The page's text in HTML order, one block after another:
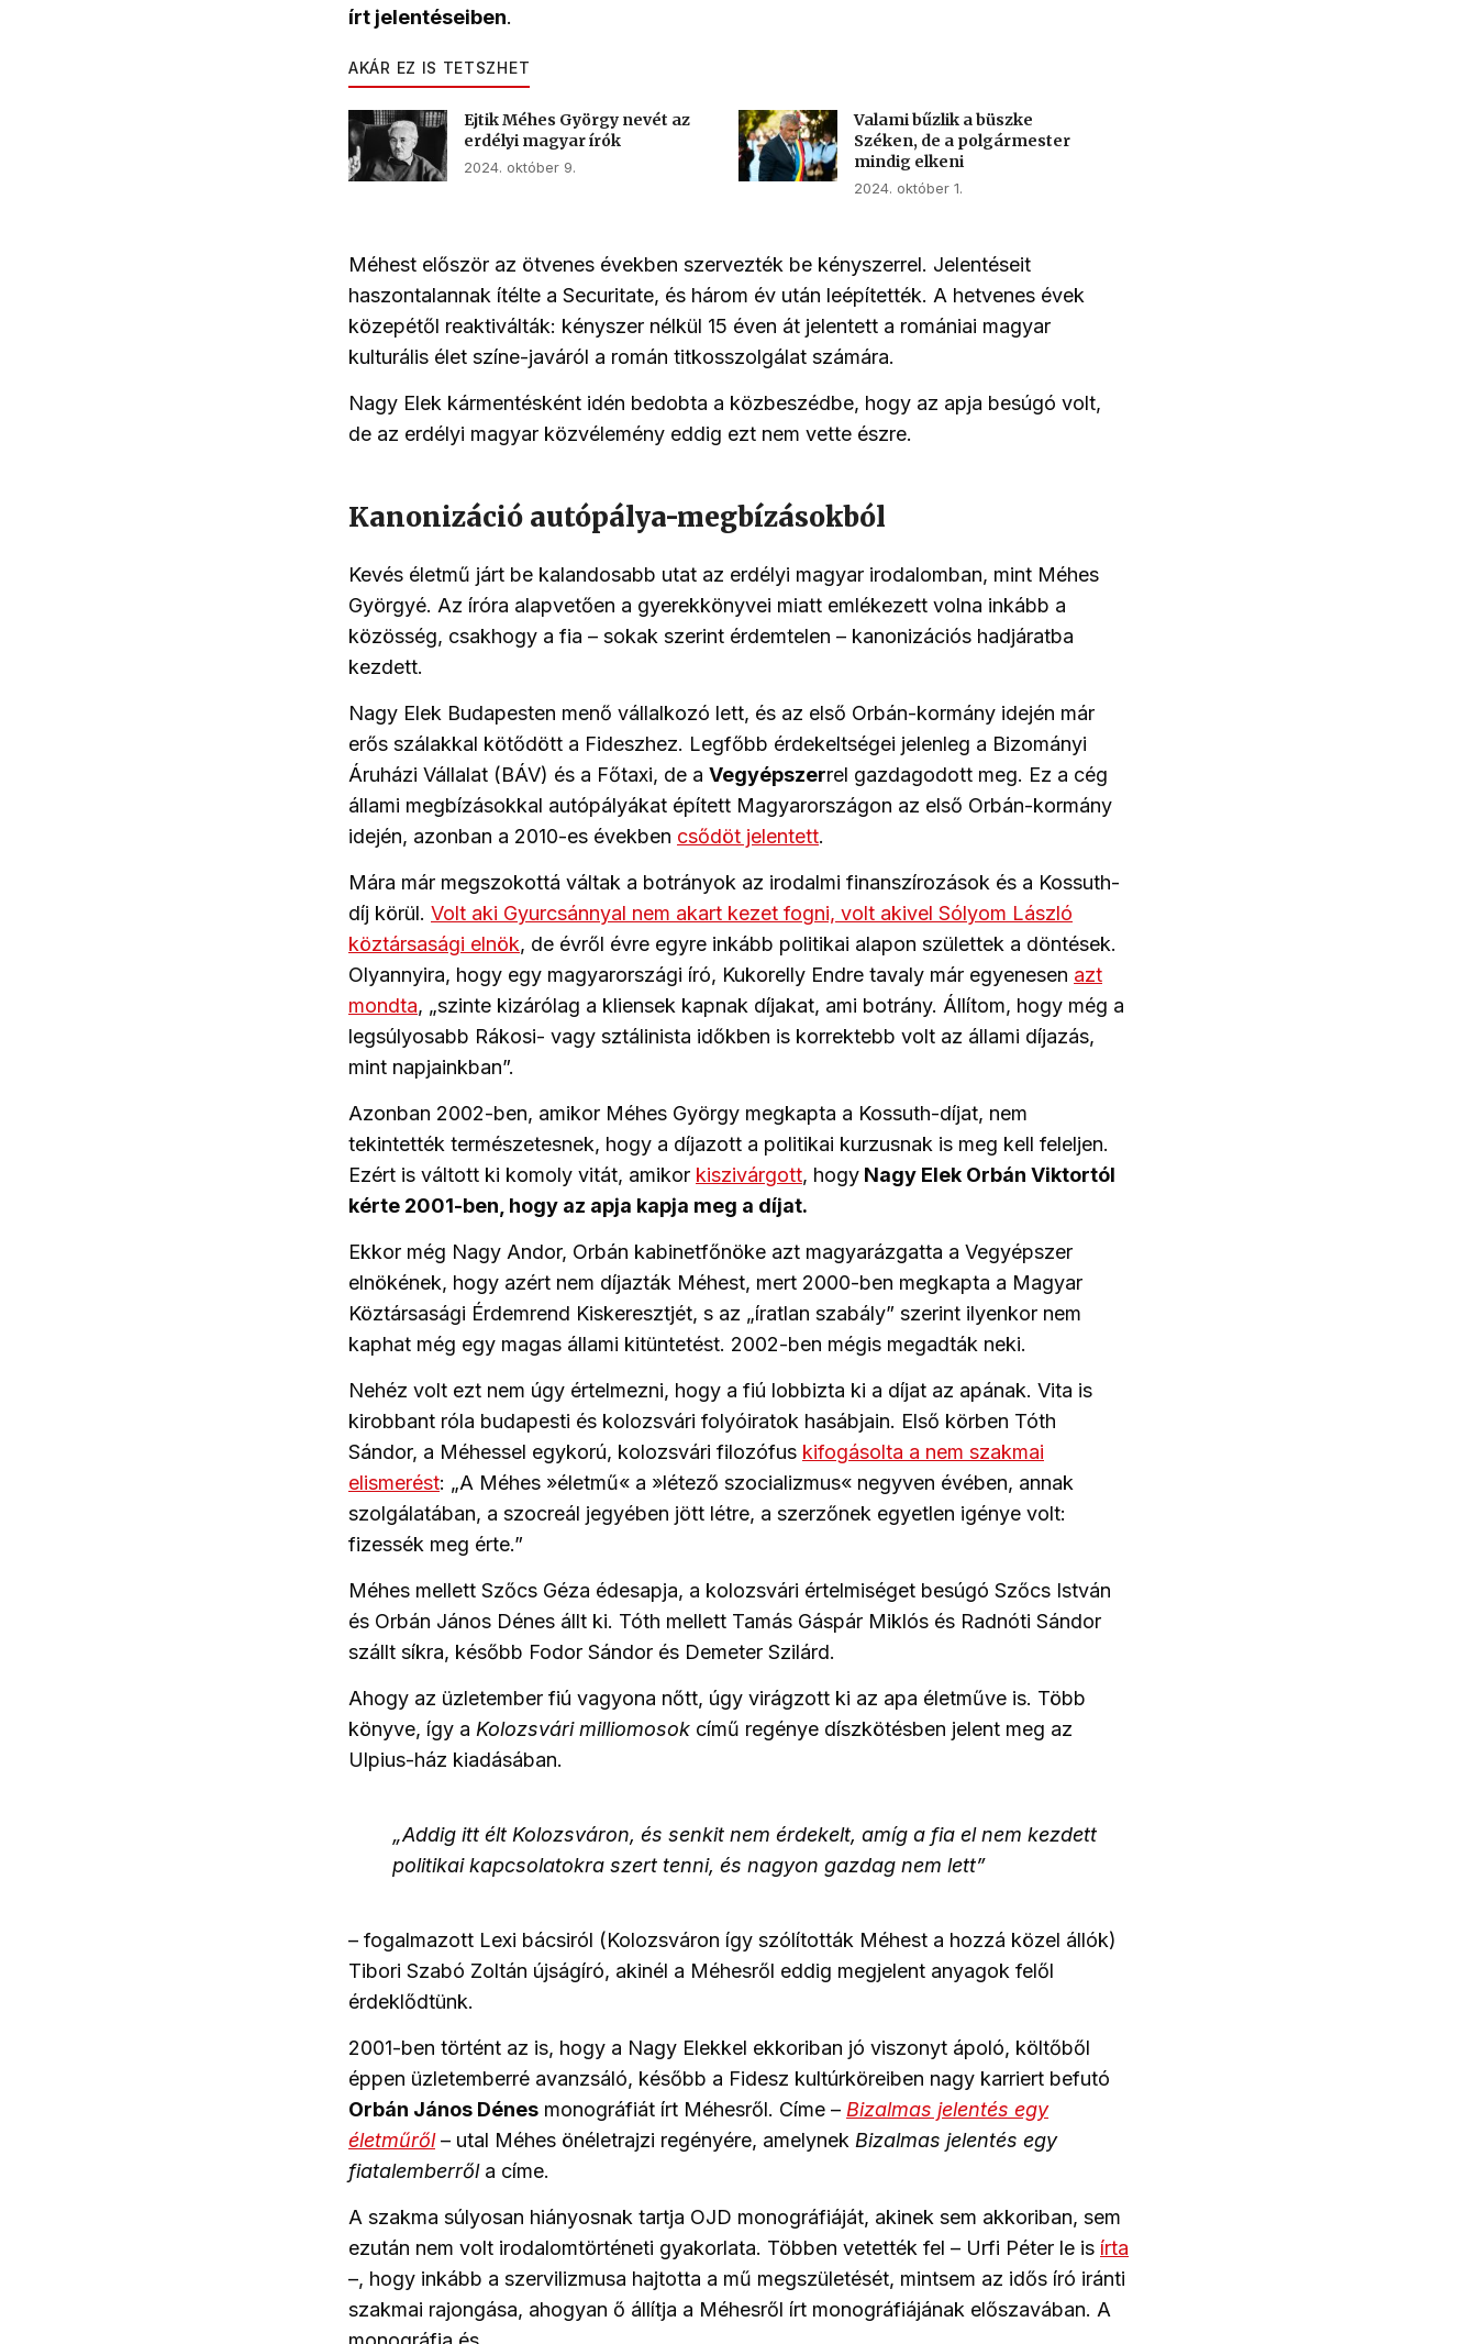
írt jelentéseiben.
AKÁR EZ IS TETSZHET
Ejtik Méhes György nevét az
erdélyi magyar írók
2024. október 9.
Valami bűzlik a büszke
Széken, de a polgármester
mindig elkeni
2024. október 1.
Méhest először az ötvenes években szervezték be kényszerrel. Jelentéseit
haszontalannak ítélte a Securitate, és három év után leépítették. A hetvenes évek
közepétől reaktiválták: kényszer nélkül 15 éven át jelentett a romániai magyar
kulturális élet színe-javáról a román titkosszolgálat számára.
Nagy Elek kármentésként idén bedobta a közbeszédbe, hogy az apja besúgó volt,
de az erdélyi magyar közvélemény eddig ezt nem vette észre.
Kanonizáció autópálya-megbízásokból
Kevés életmű járt be kalandosabb utat az erdélyi magyar irodalomban, mint Méhes
Györgyé. Az íróra alapvetően a gyerekkönyvei miatt emlékezett volna inkább a
közösség, csakhogy a fia – sokak szerint érdemtelen – kanonizációs hadjáratba
kezdett.
Nagy Elek Budapesten menő vállalkozó lett, és az első Orbán-kormány idején már
erős szálakkal kötődött a Fideszhez. Legfőbb érdekeltségei jelenleg a Bizományi
Áruházi Vállalat (BÁV) és a Főtaxi, de a Vegyépszerrel gazdagodott meg. Ez a cég
állami megbízásokkal autópályákat épített Magyarországon az első Orbán-kormány
idején, azonban a 2010-es években csődöt jelentett.
Mára már megszokottá váltak a botrányok az irodalmi finanszírozások és a Kossuth-
díj körül. Volt aki Gyurcsánnyal nem akart kezet fogni, volt akivel Sólyom László
köztársasági elnök, de évről évre egyre inkább politikai alapon születtek a döntések.
Olyannyira, hogy egy magyarországi író, Kukorelly Endre tavaly már egyenesen azt
mondta, „szinte kizárólag a kliensek kapnak díjakat, ami botrány. Állítom, hogy még a
legsúlyosabb Rákosi- vagy sztálinista időkben is korrektebb volt az állami díjazás,
mint napjainkban”.
Azonban 2002-ben, amikor Méhes György megkapta a Kossuth-díjat, nem
tekintették természetesnek, hogy a díjazott a politikai kurzusnak is meg kell feleljen.
Ezért is váltott ki komoly vitát, amikor kiszivárgott, hogy Nagy Elek Orbán Viktortól
kérte 2001-ben, hogy az apja kapja meg a díjat.
Ekkor még Nagy Andor, Orbán kabinetfőnöke azt magyarázgatta a Vegyépszer
elnökének, hogy azért nem díjazták Méhest, mert 2000-ben megkapta a Magyar
Köztársasági Érdemrend Kiskeresztjét, s az „íratlan szabály” szerint ilyenkor nem
kaphat még egy magas állami kitüntetést. 2002-ben mégis megadták neki.
Nehéz volt ezt nem úgy értelmezni, hogy a fiú lobbizta ki a díjat az apának. Vita is
kirobbant róla budapesti és kolozsvári folyóiratok hasábjain. Első körben Tóth
Sándor, a Méhessel egykorú, kolozsvári filozófus kifogásolta a nem szakmai
elismerést: „A Méhes »életmű« a »létező szocializmus« negyven évében, annak
szolgálatában, a szocreál jegyében jött létre, a szerzőnek egyetlen igénye volt:
fizessék meg érte.”
Méhes mellett Szőcs Géza édesapja, a kolozsvári értelmiséget besúgó Szőcs István
és Orbán János Dénes állt ki. Tóth mellett Tamás Gáspár Miklós és Radnóti Sándor
szállt síkra, később Fodor Sándor és Demeter Szilárd.
Ahogy az üzletember fiú vagyona nőtt, úgy virágzott ki az apa életműve is. Több
könyve, így a Kolozsvári milliomosok című regénye díszkötésben jelent meg az
Ulpius-ház kiadásában.
„Addig itt élt Kolozsváron, és senkit nem érdekelt, amíg a fia el nem kezdett
politikai kapcsolatokra szert tenni, és nagyon gazdag nem lett”
– fogalmazott Lexi bácsiról (Kolozsváron így szólították Méhest a hozzá közel állók)
Tibori Szabó Zoltán újságíró, akinél a Méhesről eddig megjelent anyagok felől
érdeklődtünk.
2001-ben történt az is, hogy a Nagy Elekkel ekkoriban jó viszonyt ápoló, költőből
éppen üzletemberré avanzsáló, később a Fidesz kultúrköreiben nagy karriert befutó
Orbán János Dénes monográfiát írt Méhesről. Címe – Bizalmas jelentés egy
életműről– utal Méhes önéletrajzi regényére, amelynek Bizalmas jelentés egy
fiatalemberrőla címe.
A szakma súlyosan hiányosnak tartja OJD monográfiáját, akinek sem akkoriban, sem
ezután nem volt irodalomtörténeti gyakorlata. Többen vetették fel – Urfi Péter le is írta
–, hogy inkább a szervilizmusa hajtotta a mű megszületését, mintsem az idős író iránti
szakmai rajongása, ahogyan ő állítja a Méhesről írt monográfiájának előszavában. A